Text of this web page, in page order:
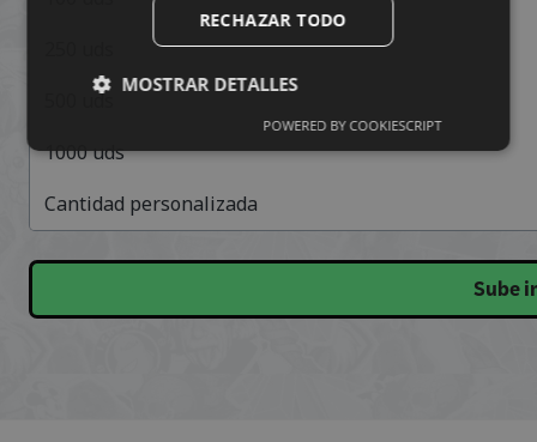
uds
1000uds
Cantidad personalizada
Sube
RECHAZAR TODO
MOSTRAR DETALLES
POWERED BY COOKIESCRIPT